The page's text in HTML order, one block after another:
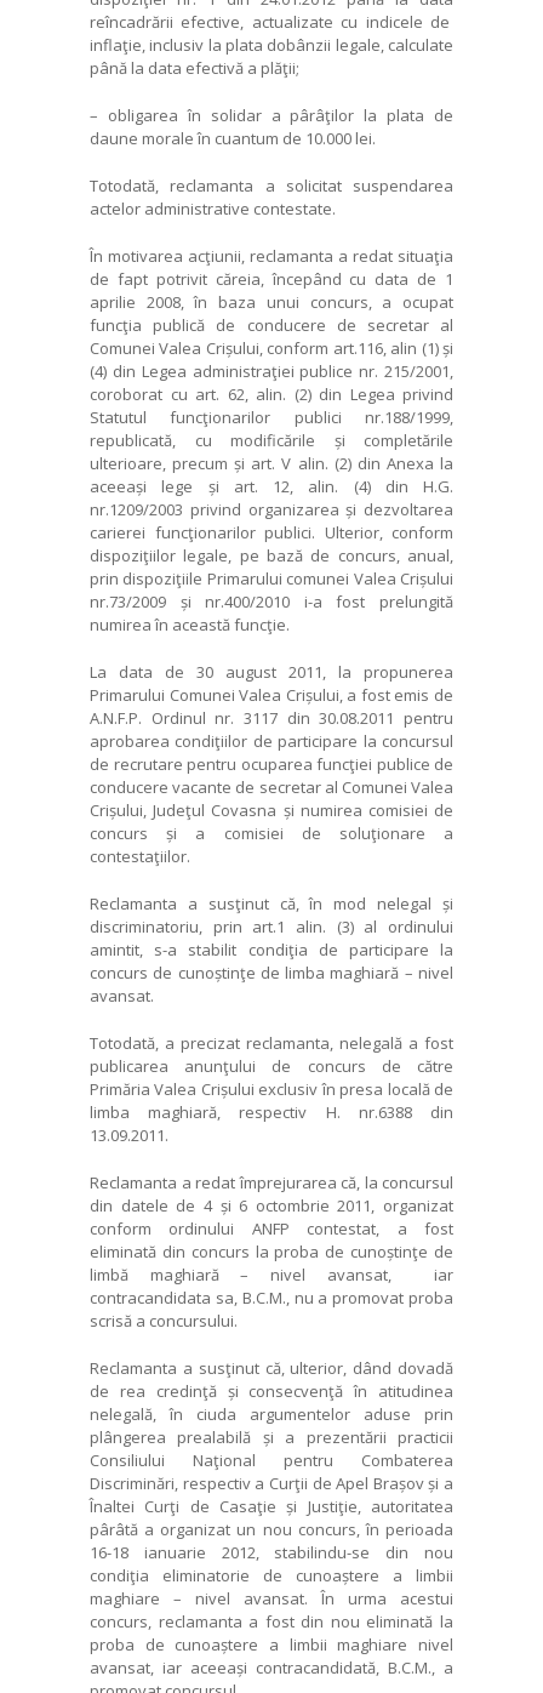
reîncadrării efective, actualizate cu indicele de
inflaţie, inclusiv la plata dobânzii legale, calculate
până la data efectivă a plăţii;
– obligarea în solidar a pârâţilor la plata de
daune morale în cuantum de 10.000 lei.
Totodată, reclamanta a solicitat suspendarea
actelor administrative contestate.
În motivarea acţiunii, reclamanta a redat situaţia
de fapt potrivit căreia, începând cu data de 1
aprilie 2008, în baza unui concurs, a ocupat
funcţia publică de conducere de secretar al
Comunei Valea Crișului, conform art.116, alin (1) și
(4) din Legea administraţiei publice nr. 215/2001,
coroborat cu art. 62, alin. (2) din Legea privind
Statutul funcţionarilor publici nr.188/1999,
republicată, cu modificările și completările
ulterioare, precum și art. V alin. (2) din Anexa la
aceeași lege și art. 12, alin. (4) din H.G.
nr.1209/2003 privind organizarea și dezvoltarea
carierei funcţionarilor publici. Ulterior, conform
dispoziţiilor legale, pe bază de concurs, anual,
prin dispoziţiile Primarului comunei Valea Crișului
nr.73/2009 și nr.400/2010 i-a fost prelungită
numirea în această funcţie.
La data de 30 august 2011, la propunerea
Primarului Comunei Valea Crișului, a fost emis de
A.N.F.P. Ordinul nr. 3117 din 30.08.2011 pentru
aprobarea condiţiilor de participare la concursul
de recrutare pentru ocuparea funcţiei publice de
conducere vacante de secretar al Comunei Valea
Crișului, Judeţul Covasna și numirea comisiei de
concurs și a comisiei de soluţionare a
contestaţiilor.
Reclamanta a susţinut că, în mod nelegal și
discriminatoriu, prin art.1
alin. (3) al ordinului
amintit, s-a stabilit condiţia de participare la
concurs de cunoștinţe de limba maghiară – nivel
avansat.
Totodată, a precizat reclamanta, nelegală a fost
publicarea anunţului de concurs de către
Primăria Valea Crișului exclusiv în presa locală de
limba maghiară, respectiv H. nr.6388
din
13.09.2011.
Reclamanta a redat împrejurarea că, la concursul
din datele de 4 și 6 octombrie 2011, organizat
conform ordinului ANFP contestat, a fost
eliminată din concurs la proba de cunoștinţe de
limbă maghiară – nivel avansat, iar
contracandidata sa, B.C.M., nu a promovat proba
scrisă a concursului.
Reclamanta a susţinut că, ulterior, dând dovadă
de rea credinţă și consecvenţă în atitudinea
nelegală, în ciuda argumentelor aduse prin
plângerea prealabilă și a prezentării practicii
Consiliului Naţional pentru Combaterea
Discriminări, respectiv a Curţii de Apel Brașov și a
Înaltei Curţi de Casaţie și Justiţie, autoritatea
pârâtă a organizat un nou concurs, în perioada
16-18 ianuarie 2012, stabilindu-se din nou
condiţia eliminatorie de cunoaștere a limbii
maghiare – nivel avansat. În urma acestui
concurs, reclamanta a fost din nou eliminată la
proba de cunoaștere a limbii maghiare nivel
avansat, iar aceeași contracandidată, B.C.M., a